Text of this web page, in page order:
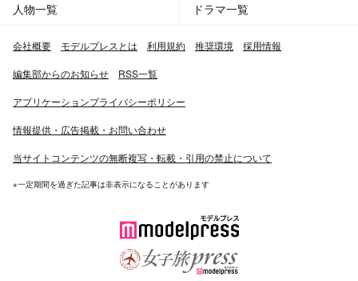
人物一覧 ドラマ一覧
会社概要 モデルプレスとは 利用規約 推奨環境 採用情報
編集部からのお知らせ RSS一覧
アプリケーションプライバシーポリシー
情報提供・広告掲載・お問い合わせ
当サイトコンテンツの無断複写・転載・引用の禁止について
※一定期間を過ぎた記事は非表示になることがあります